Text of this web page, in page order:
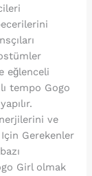
eğlenceli
tempo Gogo
ve
Gerekenler
Girl olmak